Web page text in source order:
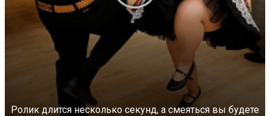
Ролик длится несколько секунд, а смеяться вы будете